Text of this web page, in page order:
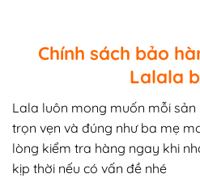
Chính sách bảo
Lalala
Lala luôn mong muốn mỗi
trọn vẹn và đúng như ba mẹ
lòng kiểm tra hàng ngay khi
kịp thời nếu có vấn đề nhé